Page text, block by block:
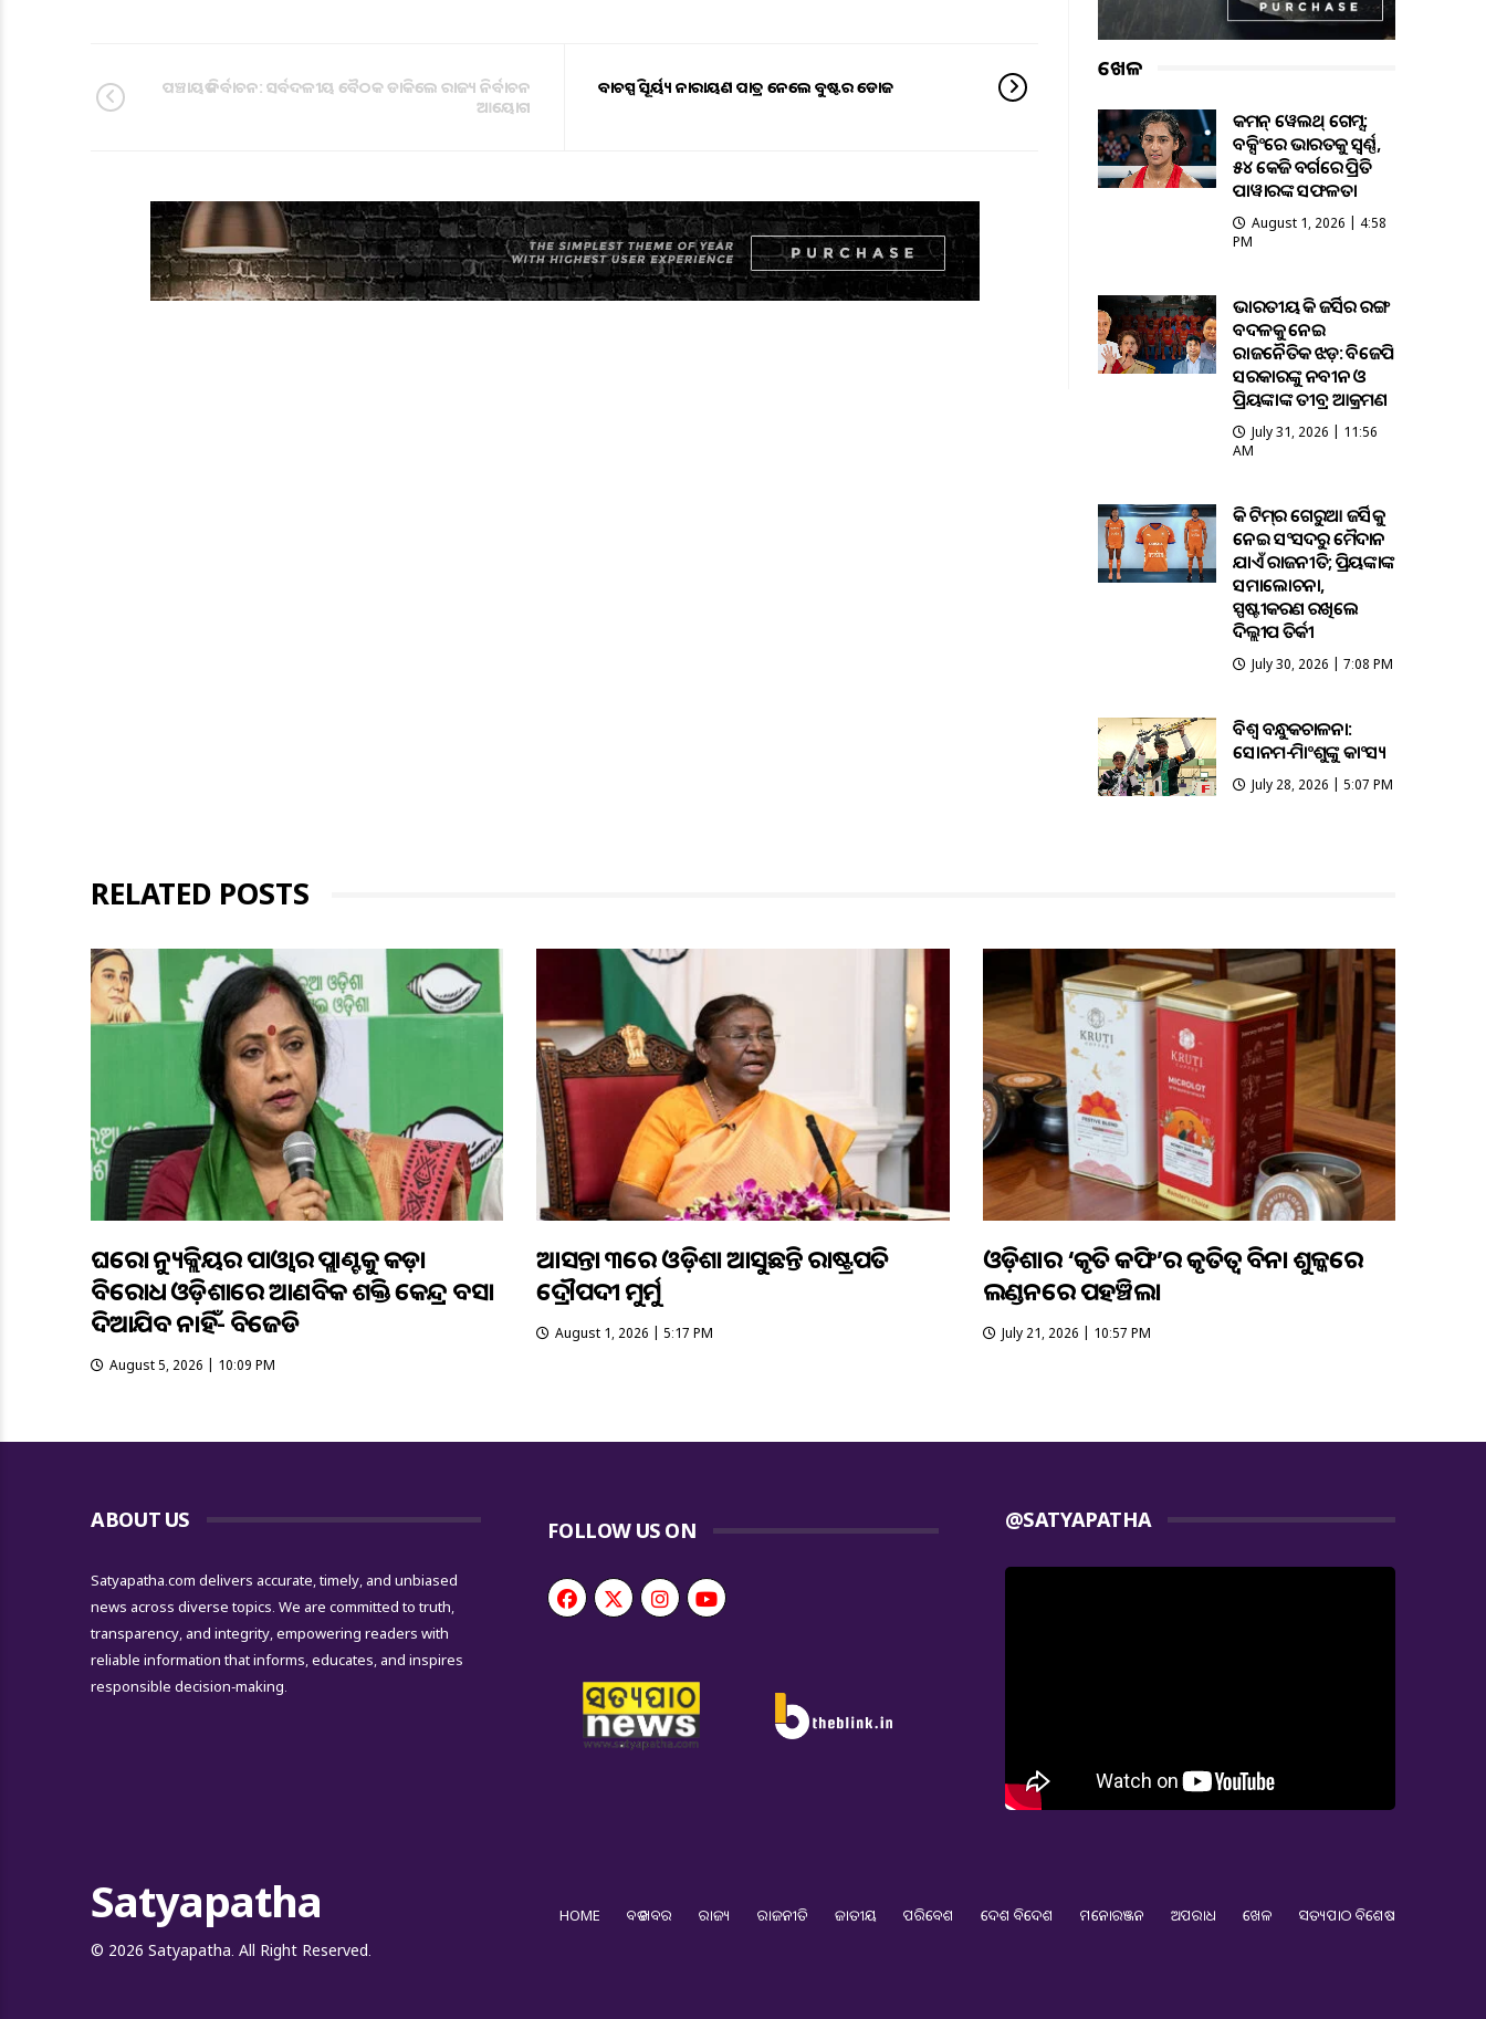
ପଞ୍ଚାୟତ ନିର୍ବାଚନ: ସର୍ବଦଳୀୟ ବୈଠକ ଡାକିଲେ ରାଜ୍ୟ ନିର୍ବାଚନ
ଆୟୋଗ
ବାଚସ୍ପତି ସୂର୍ୟ୍ୟ ନାରାୟଣ ପାତ୍ର ନେଲେ ବୁଷ୍ଟର ଡୋଜ
ଖେଳ
କମନ୍ ୱେଲଥ୍ ଗେମ୍ସ:
ବକ୍ସିଂରେ ଭାରତକୁ ସ୍ବର୍ଣ୍ଣ,
୫୪ କେଜି ବର୍ଗରେ ପ୍ରିତି
ପାୱାରଙ୍କ ସଫଳତା
August 1, 2026 | 4:58
PM
ଭାରତୀୟ ହକି ଜର୍ସିର ରଙ୍ଗ
ବଦଳକୁ ନେଇ
ରାଜନୈତିକ ଝଡ଼: ବିଜେପି
ସରକାରଙ୍କୁ ନବୀନ ଓ
ପ୍ରିୟଙ୍କାଙ୍କ ତୀବ୍ର ଆକ୍ରମଣ
July 31, 2026 | 11:56
AM
ହକି ଟିମ୍‌ର ଗେରୁଆ ଜର୍ସିକୁ
ନେଇ ସଂସଦରୁ ମୈଦାନ
ଯାଏଁ ରାଜନୀତି; ପ୍ରିୟଙ୍କାଙ୍କ
ସମାଲୋଚନା,
ସ୍ପଷ୍ଟୀକରଣ ରଖିଲେ
ଦିଲ୍ଲୀପ ତିର୍କୀ
July 30, 2026 | 7:08 PM
ବିଶ୍ବ ବନ୍ଧୁକଚାଳନା:
ସୋନମ-ହିମାଂଶୁଙ୍କୁ କାଂସ୍ୟ
July 28, 2026 | 5:07 PM
RELATED POSTS
ଘରୋଇ ନ୍ୟୁକ୍ଲିୟର ପାଓ୍ବାର ପ୍ଲାଣ୍ଟକୁ କଡ଼ା
ବିରୋଧ ଓଡ଼ିଶାରେ ଆଣବିକ ଶକ୍ତି କେନ୍ଦ୍ର ବସାଇ
ଦିଆଯିବ ନାହିଁ- ବିଜେଡି
August 5, 2026 | 10:09 PM
ଆସନ୍ତା ୩ରେ ଓଡ଼ିଶା ଆସୁଛନ୍ତି ରାଷ୍ଟ୍ରପତି
ଦ୍ରୌପଦୀ ମୁର୍ମୁ
August 1, 2026 | 5:17 PM
ଓଡ଼ିଶାର ‘କୃତି କଫି’ର କୃତିତ୍ବ ବିନା ଶୁଳ୍କରେ
ଲଣ୍ଡନରେ ପହଞ୍ଚିଲା
July 21, 2026 | 10:57 PM
ABOUT US
Satyapatha.com delivers accurate, timely, and unbiased
news across diverse topics. We are committed to truth,
transparency, and integrity, empowering readers with
reliable information that informs, educates, and inspires
responsible decision-making.
FOLLOW US ON @SATYAPATHA
Satyapatha
© 2026 Satyapatha. All Right Reserved.
HOME ବଡ ଖବର ରାଜ୍ୟ ରାଜନୀତି ଜାତୀୟ ପରିବେଶ ଦେଶ ବିଦେଶ ମନୋରଞ୍ଜନ ଅପରାଧ ଖେଳ ସତ୍ୟପାଠ ବିଶେଷ